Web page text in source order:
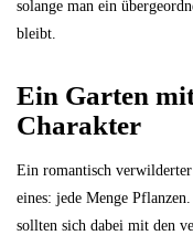
solange man ein
bleibt.
Ein Garten
Charakter
Ein romantisch
eines: jede Menge
sollten sich dabei mit den